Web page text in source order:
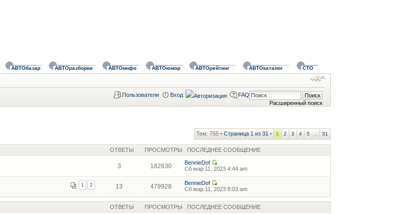
АВТОбазар АВТОразборки АВТОинфо АВТОюмор АВТОрейтинг АВТОкаталог СТО
Расширенный поиск
Пользователи Вход FAQ
Тем: 755 • Страница 1 из 31 • 1 2 3 4 5 31
ОТВЕТЫ ПРОСМОТРЫ ПОСЛЕДНЕЕ СООБЩЕНИЕ
3 182630
BennieDof
Сб мар 11, 2023 4:44 am
1 2 13 479928
BennieDof
Сб мар 11, 2023 8:03 am
ОТВЕТЫ ПРОСМОТРЫ ПОСЛЕДНЕЕ СООБЩЕНИЕ